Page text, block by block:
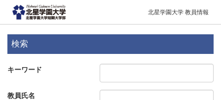
北星学園大学 教員情報
検索
キーワード
教員氏名